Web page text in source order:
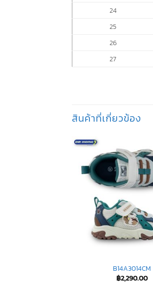
24
25
26
27
สินค้าที่เกี่ยวข้อง
B14A3014CM
฿2,290.00